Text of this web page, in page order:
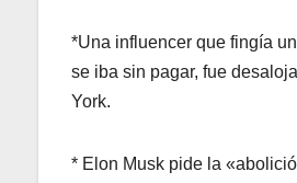
*Una influencer que fingía
se iba sin pagar, fue
York.
* Elon Musk pide la